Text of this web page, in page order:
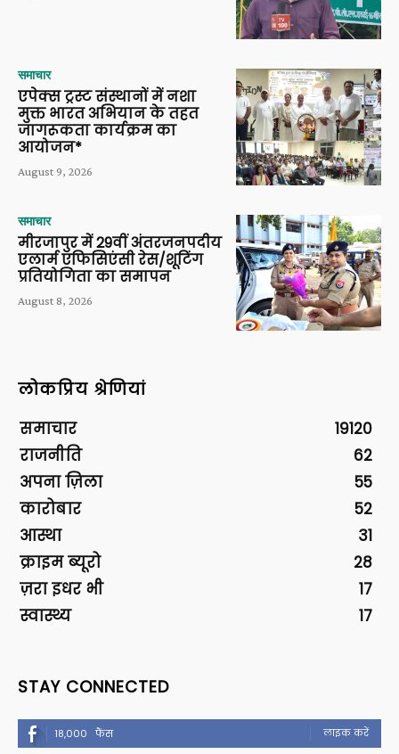
समाचार
एपेक्स ट्रस्ट संस्थानों में नशा
मुक्त भारत अभियान के तहत
जागरूकता कार्यक्रम का
आयोजन*
August 9, 2026
समाचार
मीरजापुर में 29वीं अंतरजनपदीय
एलार्म एफिसिएंसी रेस/शूटिंग
प्रतियोगिता का समापन
August 8, 2026
लोकप्रिय श्रेणियां
समाचार
19120
राजनीति
62
अपना ज़िला
55
कारोबार
52
आस्था
31
क्राइम ब्यूरो
28
ज़रा इधर भी
17
स्वास्थ्य
17
STAY CONNECTED
18,000 फैंस लाइक करें